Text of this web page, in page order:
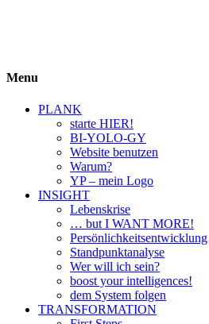
Menu
PLANK
starte HIER!
BI-YOLO-GY
Website benutzen
Warum?
YP – mein Logo
INSIGHT
Lebenskrise
… but I WANT MORE!
Persönlichkeitsentwicklung
Standpunktanalyse
Wer will ich sein?
boost your intelligences!
dem System folgen
TRANSFORMATION